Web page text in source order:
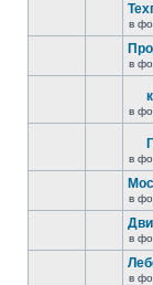
в
в
в
в
в
в
в